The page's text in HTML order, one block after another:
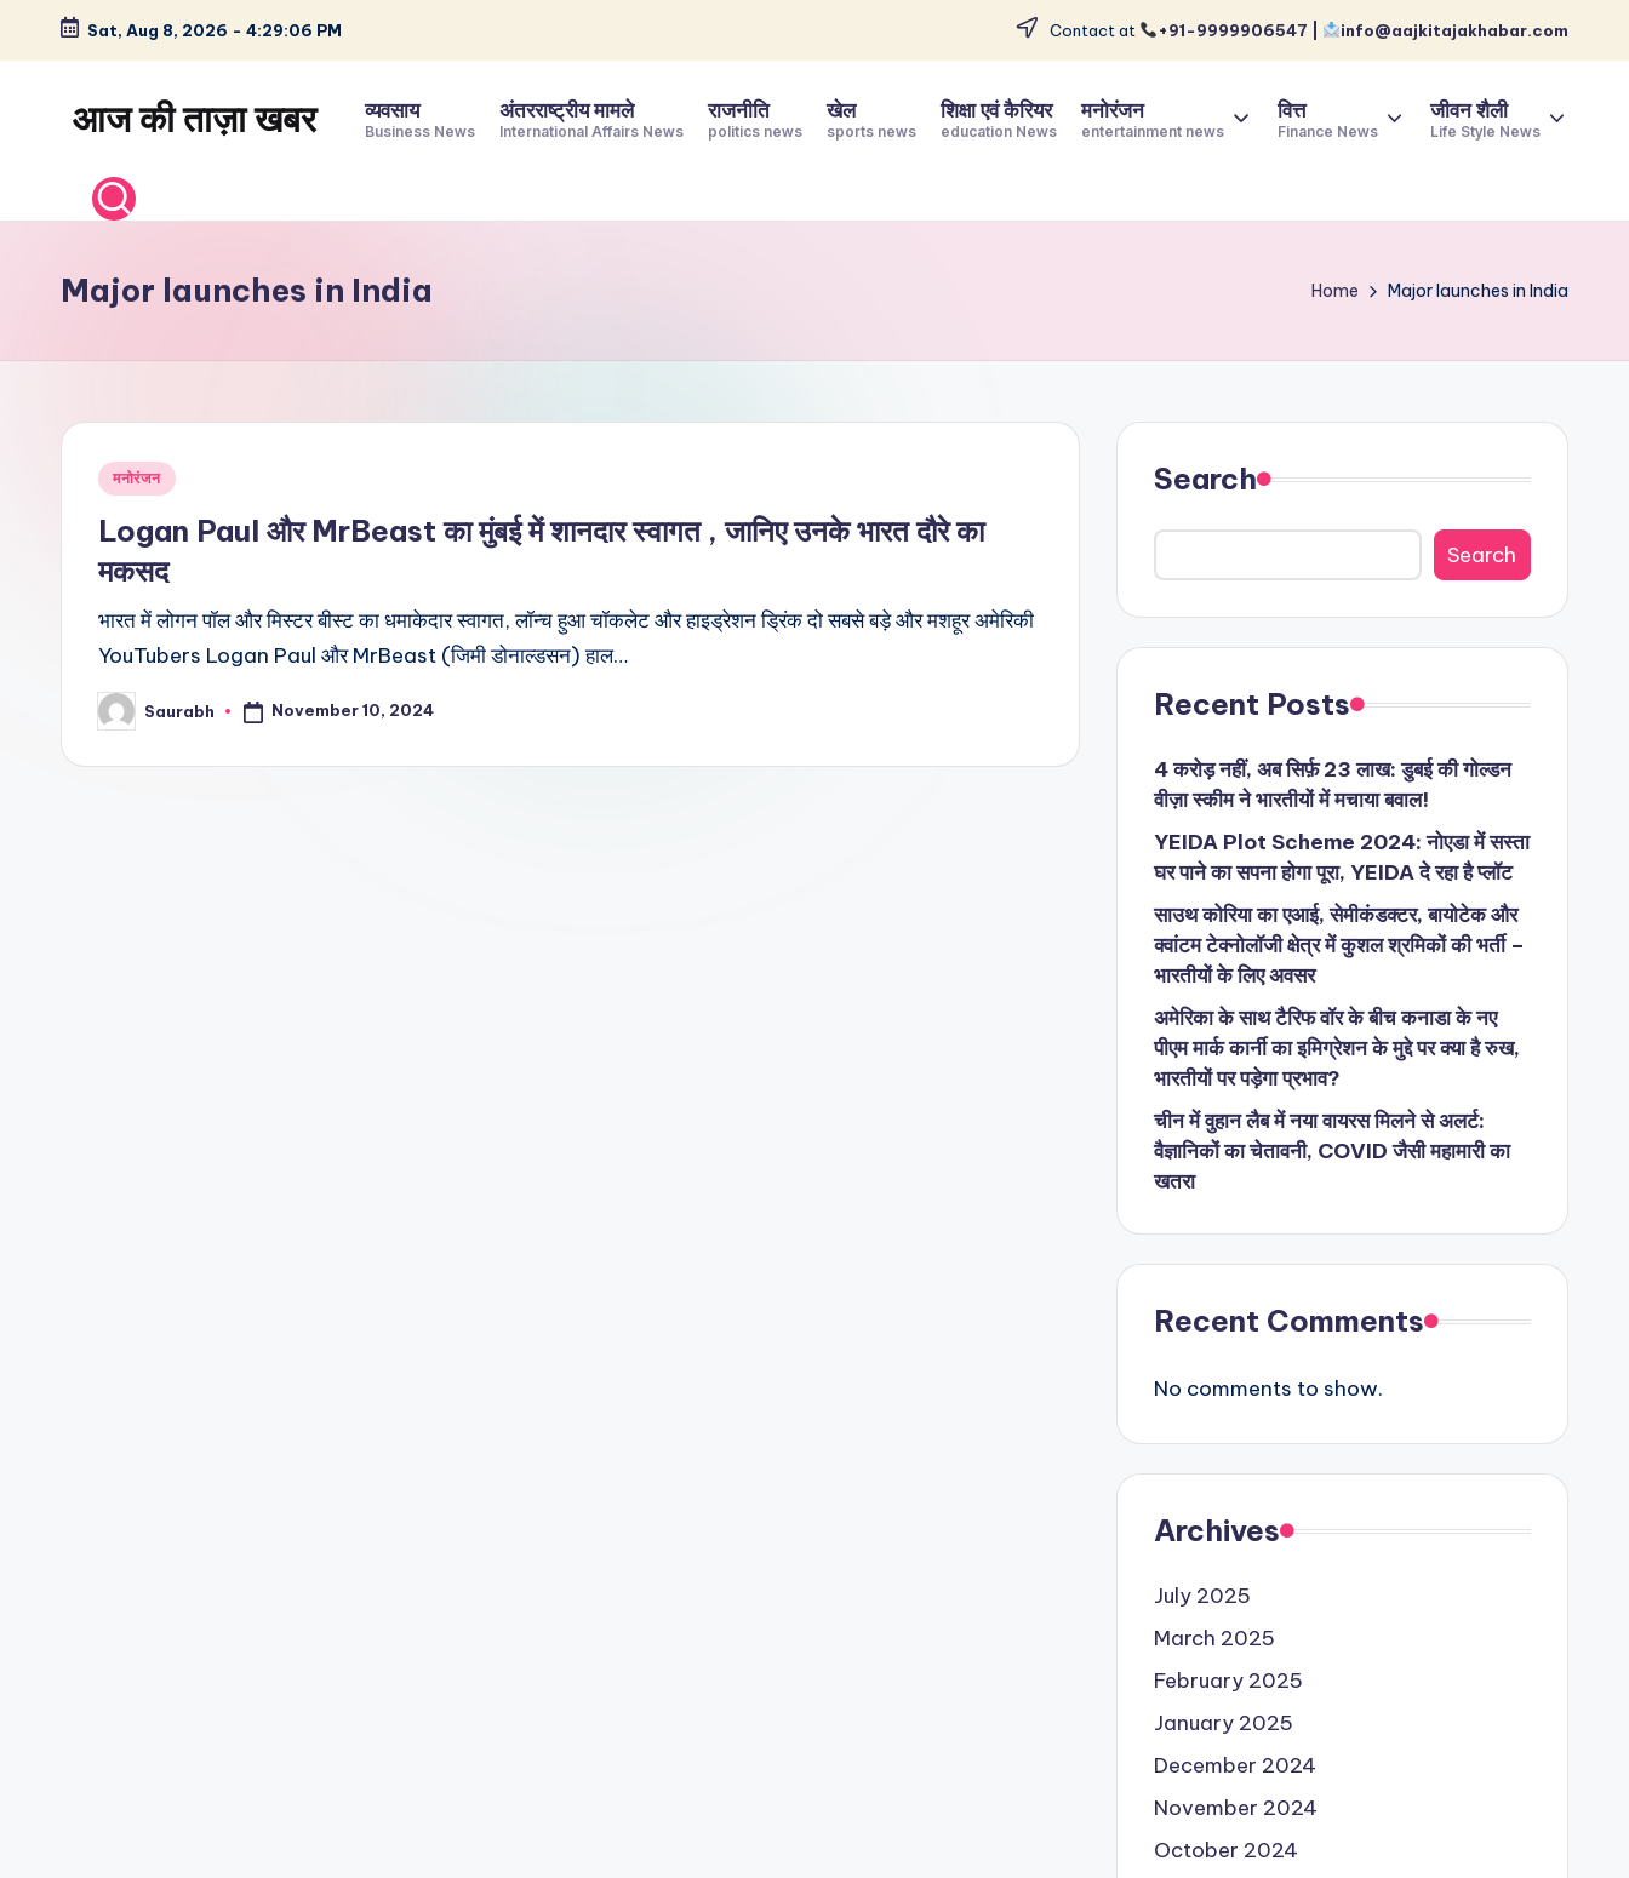
Skip
content
Sat, Aug 8, 2026 - 4:29:07 PM Contact at +91-9999906547 | info@aajkitajakhabar.com
आज की ताज़ा खबर
समाचार
–
और
विश्व
व्यवसाय
Business News
अंतरराष्ट्रीय मामले
International Affairs News
राजनीति
politics news
खेल
sports news
शिक्षा एवं कैरियर
education News
मनोरंजन
entertainment news
वित्त
Finance News
जीवन शैली
Life Style News
Major launches in India Home Major launches in India
Posted
मनोरंजन
Logan Paul और MrBeast का मुंबई में शानदार स्वागत , जानिए उनके भारत दौरे का
मकसद
भारत में लोगन पॉल और मिस्टर बीस्ट का धमाकेदार स्वागत, लॉन्च हुआ चॉकलेट और हाइड्रेशन ड्रिंक दो सबसे बड़े और मशहूर अमेरिकी
YouTubers Logan Paul और MrBeast (जिमी डोनाल्डसन) हाल…
Posted
by
Saurabh November 10, 2024
Search
Search
Recent Posts
4 करोड़ नहीं, अब सिर्फ़ 23 लाख: डुबई की गोल्डन
वीज़ा स्कीम ने भारतीयों में मचाया बवाल!
YEIDA Plot Scheme 2024: नोएडा में सस्ता
घर पाने का सपना होगा पूरा, YEIDA दे रहा है प्लॉट
साउथ कोरिया का एआई, सेमीकंडक्टर, बायोटेक और
क्वांटम टेक्नोलॉजी क्षेत्र में कुशल श्रमिकों की भर्ती –
भारतीयों के लिए अवसर
अमेरिका के साथ टैरिफ वॉर के बीच कनाडा के नए
पीएम मार्क कार्नी का इमिग्रेशन के मुद्दे पर क्या है रुख,
भारतीयों पर पड़ेगा प्रभाव?
चीन में वुहान लैब में नया वायरस मिलने से अलर्ट:
वैज्ञानिकों का चेतावनी, COVID जैसी महामारी का
खतरा
Recent Comments
No comments to show.
Archives
July 2025
March 2025
February 2025
January 2025
December 2024
November 2024
October 2024